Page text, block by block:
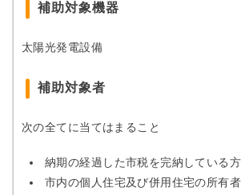
補助対象機器
太陽光発電設備
補助対象者
次の全てに当てはまること
納期の経過した市税を完納している方
市内の個人住宅及び併用住宅の所有